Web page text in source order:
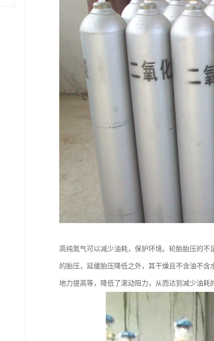
高纯氮气可以减少油耗，保护环境。轮胎胎压的
的胎压，延缓胎压降低之外，其干燥且不含油不
地力提高等，降低了滚动阻力，从而达到减少油耗